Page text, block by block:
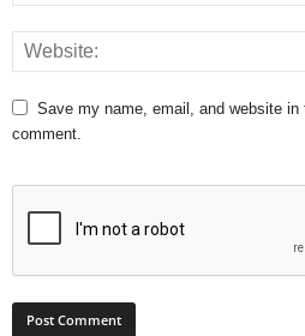
Save my name, email, and website in
comment.